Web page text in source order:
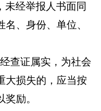
经举报人书面同
、身份、单位、
查证属实，为社会
大损失的，应当按
励。